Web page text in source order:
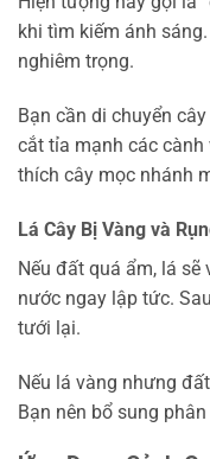
khi tìm kiếm ánh
nghiêm trọng.
Bạn cần di chuyển
cắt tỉa mạnh các
thích cây mọc nhánh
Lá Cây Bị Vàng và
Nếu đất quá ẩm, lá
nước ngay lập tức.
tưới lại.
Nếu lá vàng nhưng
Bạn nên bổ sung